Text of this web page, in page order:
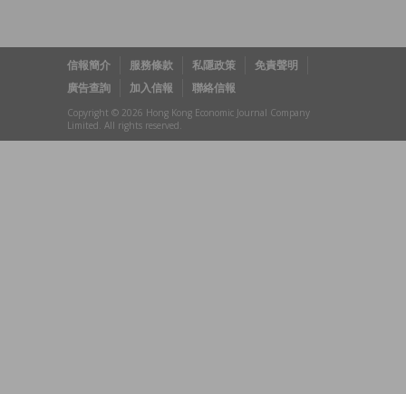
信報簡介 服務條款 私隱政策
免責聲明
廣告查詢
加入信報 聯絡信報
Copyright © 2026 Hong Kong Economic Journal Company
Limited. All rights reserved.